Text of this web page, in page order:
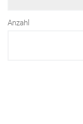
Anzahl